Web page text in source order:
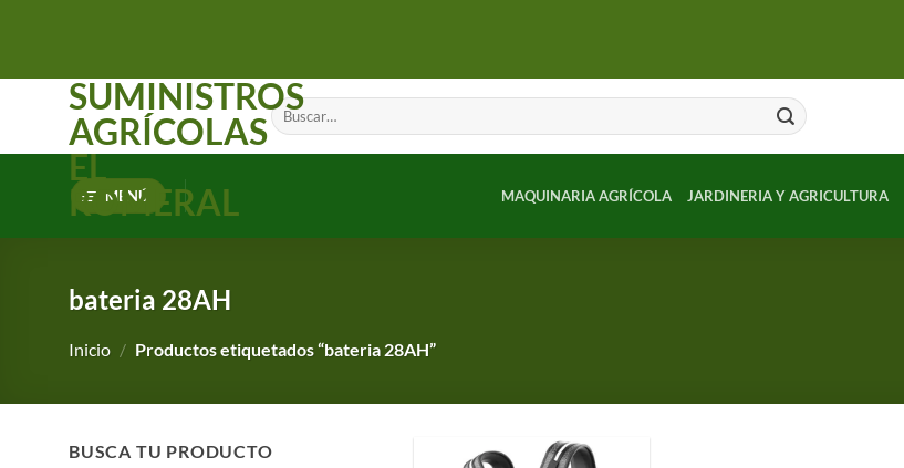
SUMINISTROS
AGRÍCOLAS
EL
ROMERAL
Buscar
por:
MENÚ MAQUINARIA AGRÍCOLA JARDINERIA Y AGRICULTURA
bateria 28AH
Inicio / Productos etiquetados “bateria 28AH”
BUSCA TU PRODUCTO